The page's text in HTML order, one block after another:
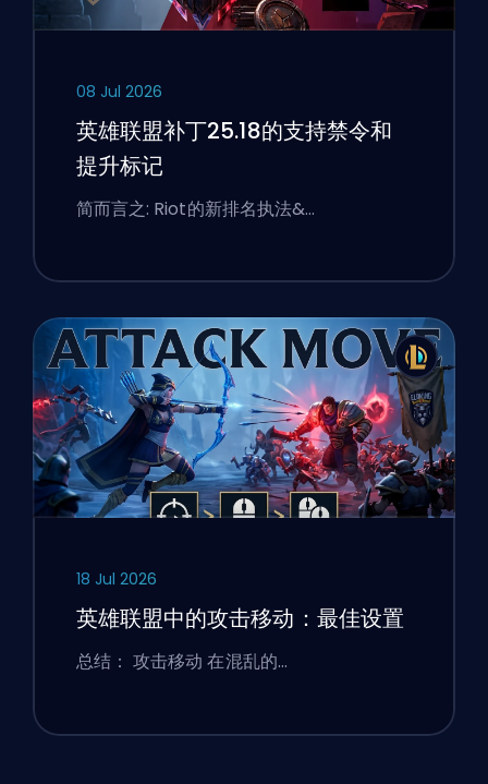
08 Jul 2026
英雄联盟补丁25.18的支持禁令和
提升标记
简而言之: Riot的新排名执法&…
18 Jul 2026
英雄联盟中的攻击移动：最佳设置
总结： 攻击移动 在混乱的…